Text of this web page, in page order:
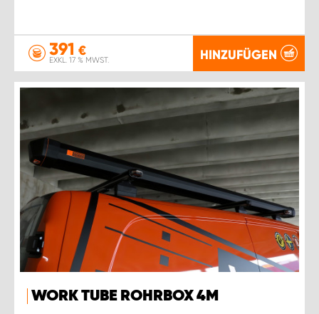
391 €
EXKL. 17 % MWST. HINZUFÜGEN
WORK TUBE ROHRBOX 4M